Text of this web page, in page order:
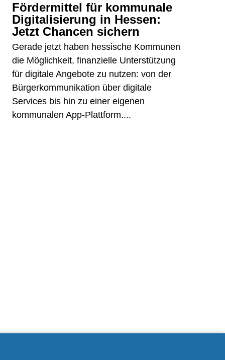
Fördermittel für kommunale
Digitalisierung in Hessen:
Jetzt Chancen sichern
Gerade jetzt haben hessische Kommunen
die Möglichkeit, finanzielle Unterstützung
für digitale Angebote zu nutzen: von der
Bürgerkommunikation über digitale
Services bis hin zu einer eigenen
kommunalen App-Plattform....